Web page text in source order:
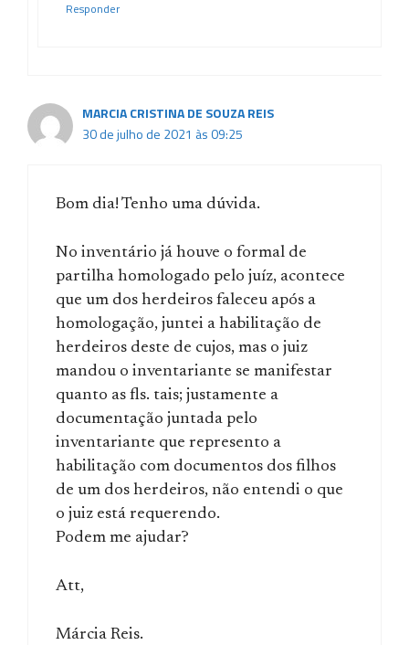
Responder
MARCIA CRISTINA DE SOUZA REIS
30 de julho de 2021 às 09:25
Bom dia! Tenho uma dúvida.
No inventário já houve o formal de
partilha homologado pelo juíz, acontece
que um dos herdeiros faleceu após a
homologação, juntei a habilitação de
herdeiros deste de cujos, mas o juiz
mandou o inventariante se manifestar
quanto as fls. tais; justamente a
documentação juntada pelo
inventariante que represento a
habilitação com documentos dos filhos
de um dos herdeiros, não entendi o que
o juiz está requerendo.
Podem me ajudar?
Att,
Márcia Reis.